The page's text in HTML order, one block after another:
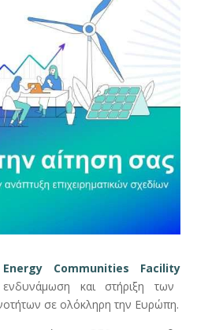
Communities Facility
και στήριξη των
σε ολόκληρη την Ευρώπη.